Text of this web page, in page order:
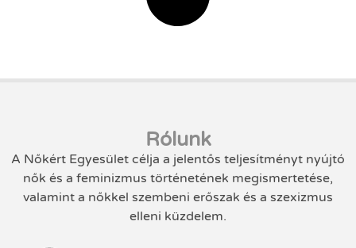
Rólunk
A Nőkért Egyesület célja a jelentős teljesítményt nyújtó
nők és a feminizmus történetének megismertetése,
valamint a nőkkel szembeni erőszak és a szexizmus
elleni küzdelem.